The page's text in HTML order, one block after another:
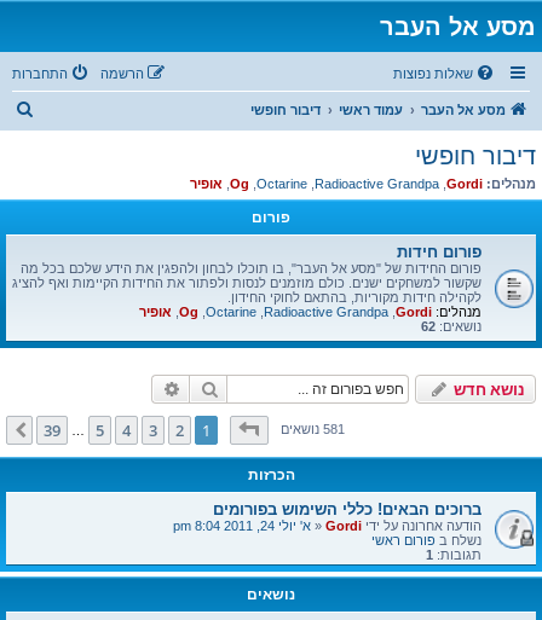
מסע אל העבר
שאלות נפוצות התחברות הרשמה
מסע אל העבר עמוד ראשי דיבור חופשי
ח
דיבור חופשי
מנהלים: Gordi
,
Radioactive Grandpa
,
Octarine
,
Og
, אופיר
פורום
פורום חידות
פורום החידות של "מסע אל העבר", בו תוכלו לבחון ולהפגין את הידע שלכם בכל מה
שקשור למשחקים ישנים. כולם מוזמנים לנסות ולפתור את החידות הקיימות ואף להציג
לקהילה חידות מקוריות, בהתאם לחוקי החידון.
מנהלים: Gordi
,
Radioactive Grandpa
,
Octarine
,
Og
, אופיר
נושאים: 62
נושא חדש חיפוש
581 נושאיםדף1מתוך39
1
2
3
4
5
39 הבא
הכרזות
ברוכים הבאים! כללי השימוש בפורומים
הודעה אחרונה על ידי Gordi
«א' יולי 24, 2011 8:04 pm
נשלח בפורום ראשי
תגובות: 1
נושאים